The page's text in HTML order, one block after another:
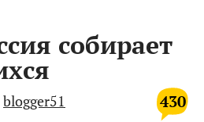
собирает
430
blogger51